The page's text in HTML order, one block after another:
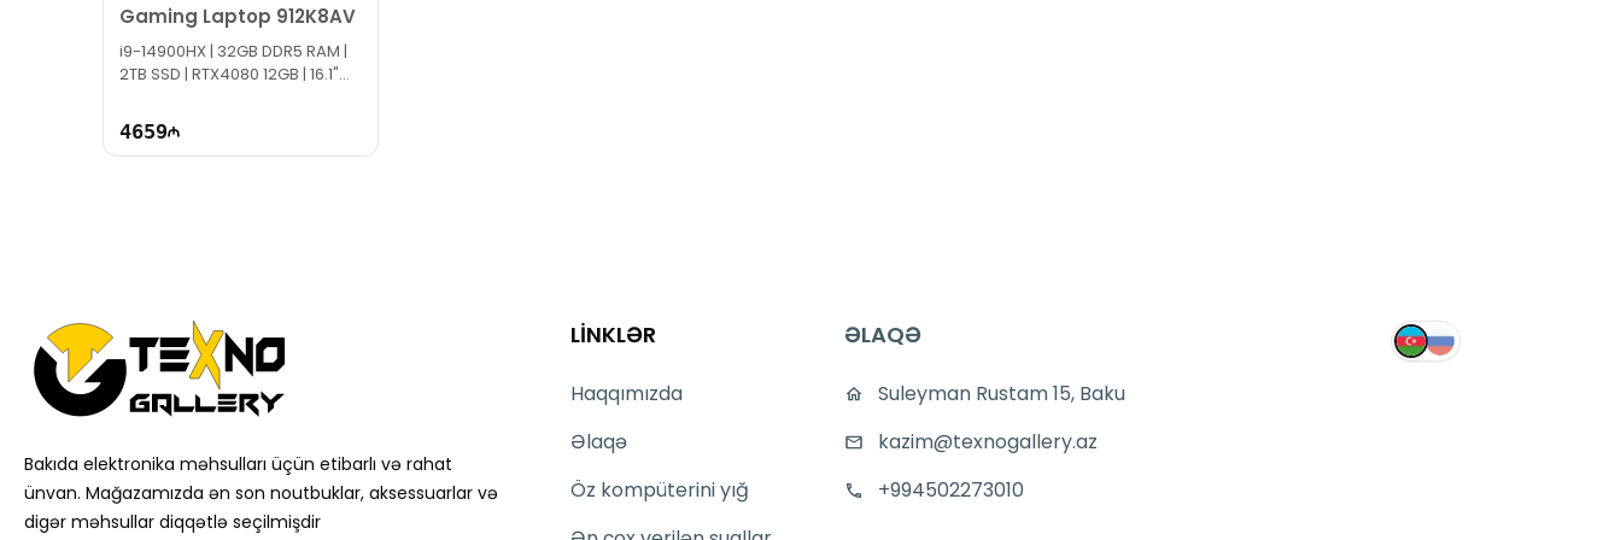
Gaming Laptop 912K8AV
i9-14900HX | 32GB DDR5 RAM |
2TB SSD | RTX4080 12GB | 16.1"
4659
Bakıda elektronika məhsulları üçün etibarlı və rahat
ünvan. Mağazamızda ən son noutbuklar, aksessuarlar və
digər məhsullar diqqətlə seçilmişdir
LİNKLƏR
Haqqımızda
Əlaqə
Öz kompüterini yığ
ƏLAQƏ
Suleyman Rustam 15, Baku
kazim@texnogallery.az
+994502273010